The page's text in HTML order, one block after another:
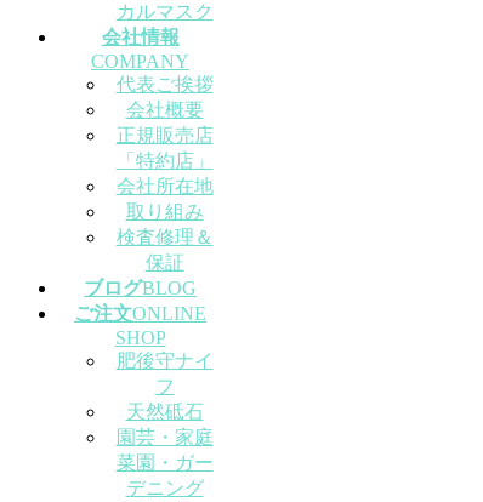
カルマスク
会社情報
COMPANY
代表ご挨拶
会社概要
正規販売店
「特約店」
会社所在地
取り組み
検査修理＆
保証
ブログBLOG
ご注文ONLINE
SHOP
肥後守ナイ
フ
天然砥石
園芸・家庭
菜園・ガー
デニング